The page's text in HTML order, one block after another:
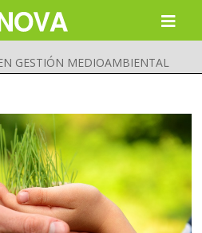
GESTIÓN MEDIOAMBIENTAL